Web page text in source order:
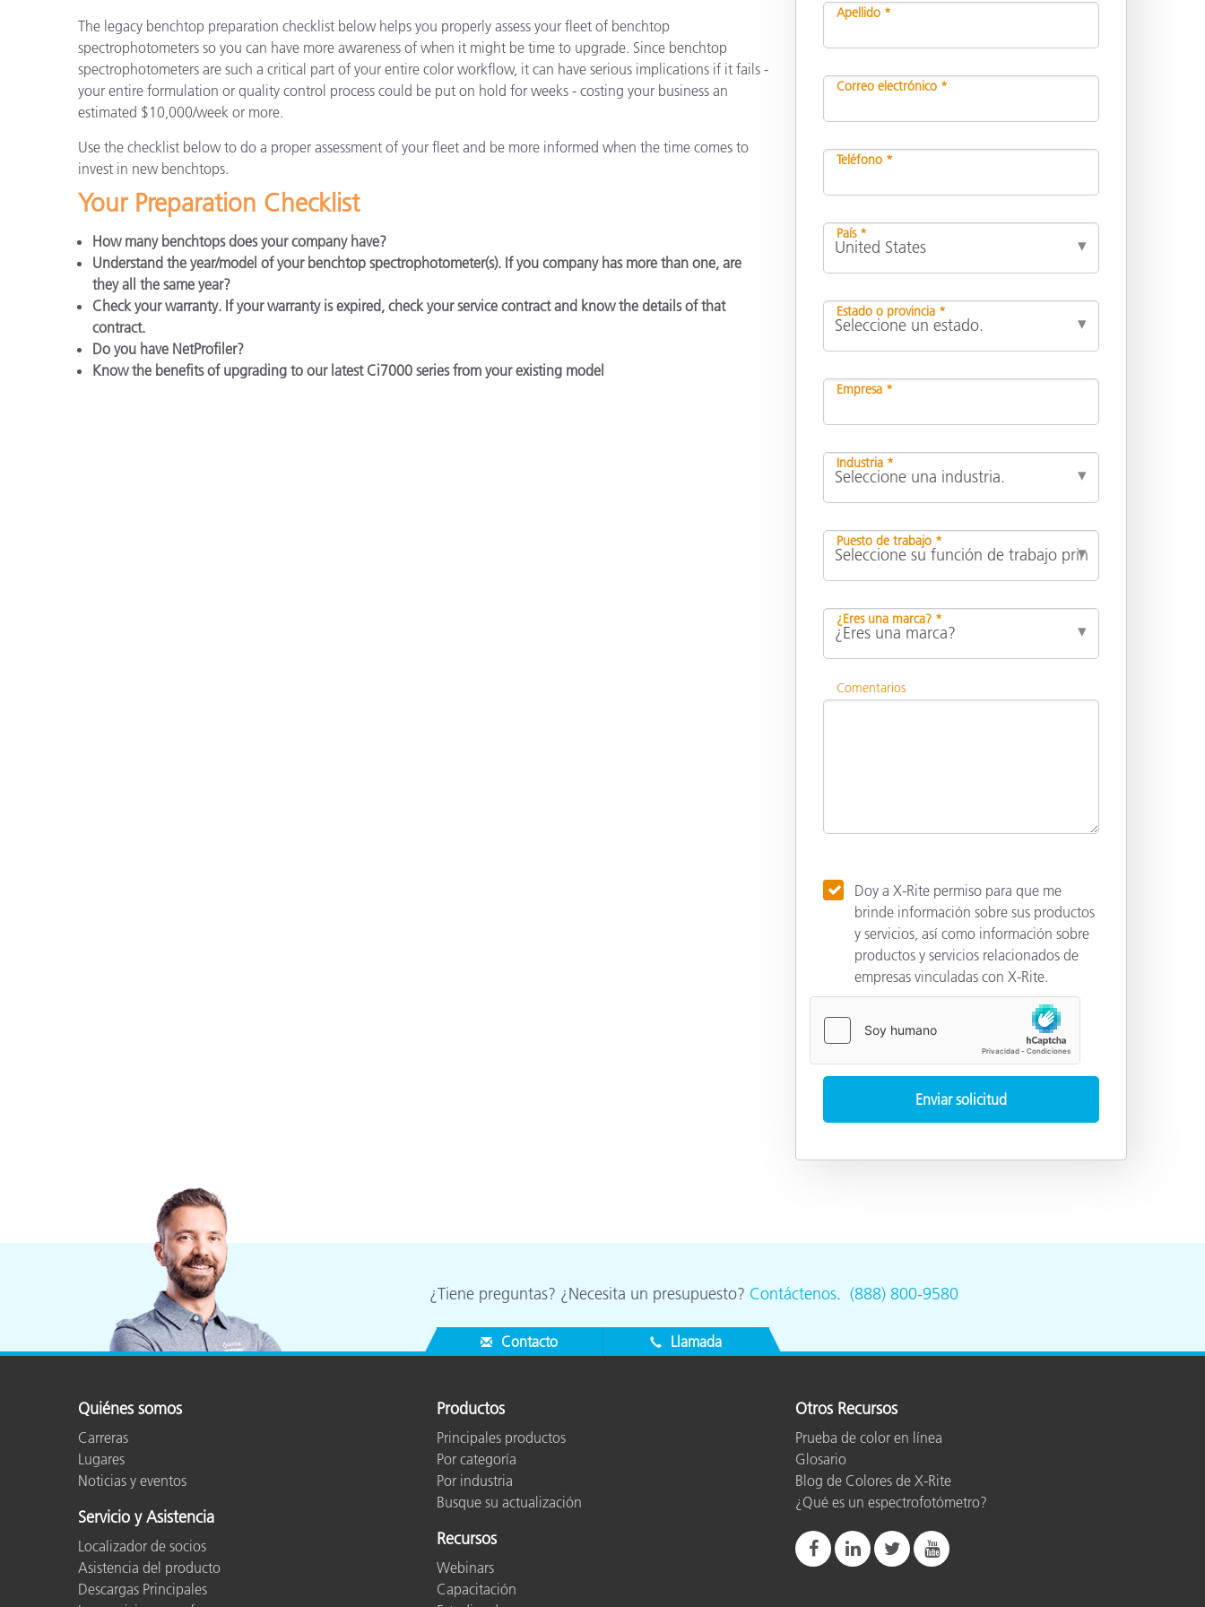
Papel
Materiales de Construcción
Bienes Duraderos
The legacy benchtop preparation checklist below helps you properly assess your fleet of benchtop
spectrophotometers so you can have more awareness of when it might be time to upgrade. Since benchtop
spectrophotometers are such a critical part of your entire color workflow, it can have serious implications if it fails -
your entire formulation or quality control process could be put on hold for weeks - costing your business an
estimated $10,000/week or more.
Use the checklist below to do a proper assessment of your fleet and be more informed when the time comes to
invest in new benchtops.
Your Preparation Checklist
How many benchtops does your company have?
Understand the year/model of your benchtop spectrophotometer(s). If you company has more than one, are
they all the same year?
Check your warranty. If your warranty is expired, check your service contract and know the details of that
contract.
Do you have NetProfiler?
Know the benefits of upgrading to our latest Ci7000 series from your existing model
Apellido *
Correo electrónico *
Teléfono *
País *
Estado o provincia *
Empresa *
Industria *
Puesto de trabajo *
¿Eres una marca? *
Comentarios
Doy a X-Rite permiso para que me
brinde información sobre sus productos
y servicios, así como información sobre
productos y servicios relacionados de
empresas vinculadas con X-Rite.
¿Tiene preguntas? ¿Necesita un presupuesto? Contáctenos. (888) 800-9580
Contacto Llamada
Quiénes somos
Carreras
Lugares
Noticias y eventos
Servicio y Asistencia
Localizador de socios
Asistencia del producto
Descargas Principales
Productos
Principales productos
Por categoría
Por industria
Busque su actualización
Recursos
Webinars
Capacitación
Otros Recursos
Prueba de color en línea
Glosario
Blog de Colores de X-Rite
¿Qué es un espectrofotómetro?